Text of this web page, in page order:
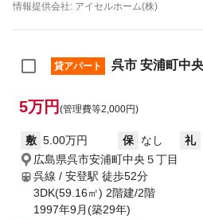
情報提供会社: アイセルホーム(株)
貸アパート 呉市 安浦町中
5万円 (管理費等2,000円)
敷 5.00万円 保 なし 礼
広島県呉市安浦町中央５丁目
呉線 / 安登駅 徒歩52分
3DK(59.16㎡) 2階建/2階
1997年9月(築29年)